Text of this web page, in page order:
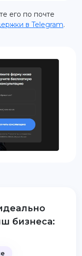
его по почте
в Telegram.
бизнеса: